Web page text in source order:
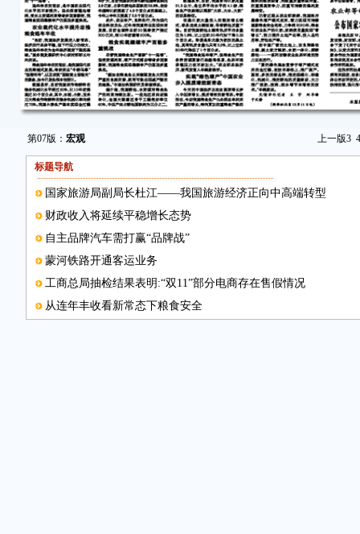
第07版： 宏观 上一版3 4
标题导航
国家旅游局副局长杜江——我国旅游经济正向中高端转型
财政收入将延续平稳增长态势
自主品牌汽车需打赢“品牌战”
蒙河铁路开通客运业务
工商总局抽检结果表明:“双11”部分电商存在售假情况
从连年丰收看新常态下粮食安全